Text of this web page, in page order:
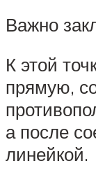
Важно
К этой
прямую,
а после
линейкой.